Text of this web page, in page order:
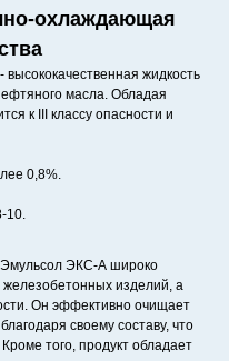
охлаждающая
жидкость
масла. Обладая
к III классу опасности и
0,8%.
10.
Эмульсол ЭКС-А широко
железобетонных изделий, а
Он эффективно очищает
своему составу, что
того, продукт обладает